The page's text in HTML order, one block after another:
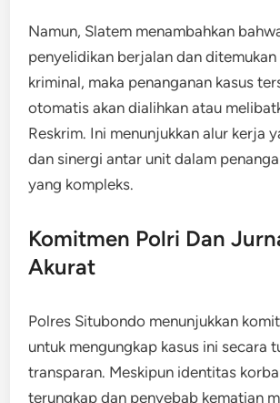
Namun, Slatem menambahkan
penyelidikan berjalan dan ditemukan
kriminal, maka penanganan kasus
otomatis akan dialihkan atau
Reskrim. Ini menunjukkan alur kerja
dan sinergi antar unit dalam
yang kompleks.
Komitmen Polri Dan
Akurat
Polres Situbondo menunjukkan
untuk mengungkap kasus ini secara
transparan. Meskipun identitas
terungkap dan penyebab kematian